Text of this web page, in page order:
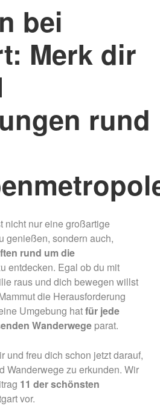
bei
Merk dir
rund
nicht nur eine großartige
genießen, sondern auch,
rund um die
entdecken. Egal ob du mit
raus und dich bewegen willst
die Herausforderung
Umgebung hatfür jede
Wanderwege parat.
und freu dich schon jetzt darauf,
Wanderwege zu erkunden. Wir
11 der schönsten
vor.